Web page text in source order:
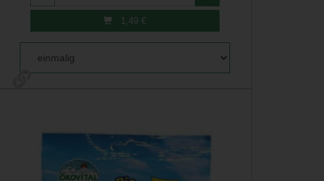
1,49 €